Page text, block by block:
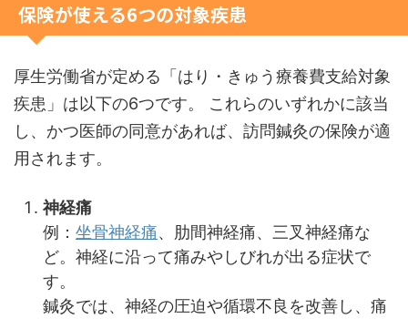
保険が使える6つの対象疾患
厚生労働省が定める「はり・きゅう療養費支給対象
疾患」は以下の6つです。 これらのいずれかに該当
し、かつ医師の同意があれば、訪問鍼灸の保険が適
用されます。
神経痛
例： 坐骨神経痛、肋間神経痛、三叉神経痛な
ど。神経に沿って痛みやしびれが出る症状で
す。
鍼灸では、神経の圧迫や循環不良を改善し、痛